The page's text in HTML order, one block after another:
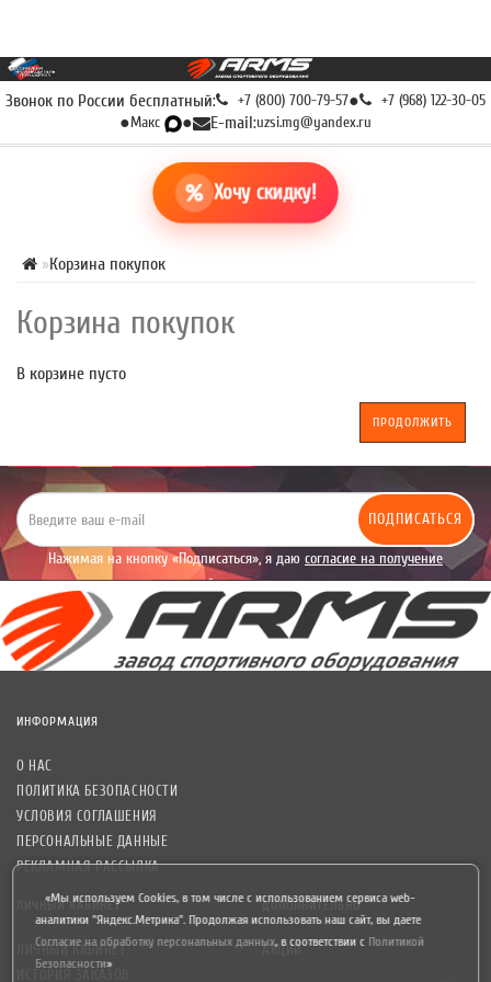
Звонок по России бесплатный: +7 (800) 700-79-57● +7 (968) 122-30-05
●Макс ● E-mail:uzsi.mg@yandex.ru
Хочу скидку!
Корзина покупок
Корзина покупок
В корзине пусто
ПРОДОЛЖИТЬ
ПОДПИСАТЬСЯ
Нажимая на кнопку «Подписаться», я даю согласие на получение
уведомлений рекламного характера.
ИНФОРМАЦИЯ
О НАС
ПОЛИТИКА БЕЗОПАСНОСТИ
УСЛОВИЯ СОГЛАШЕНИЯ
ПЕРСОНАЛЬНЫЕ ДАННЫЕ
РЕКЛАМНАЯ РАССЫЛКА
ЛИЧНЫЙ КАБИНЕТ
ЛИЧНЫЙ КАБИНЕТ
ДОПОЛНИТЕЛЬНО
АКЦИИ
«Мы используем Cookies, в том числе с использованием сервиса web-
аналитики "Яндекс.Метрика". Продолжая использовать наш сайт, вы даете
Согласие на обработку персональных данных,в соответствии с Политикой
Безопасности»